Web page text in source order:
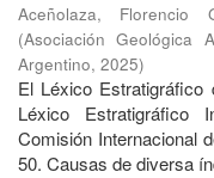
Aceñolaza, Florencio
(Asociación Geológica
Argentino, 2025)
El Léxico Estratigráfico
Léxico Estratigráfico
Comisión Internacional
50. Causas de diversa